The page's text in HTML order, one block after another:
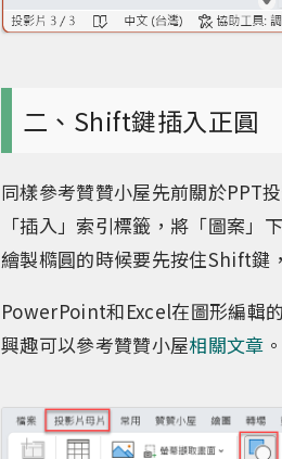
二、Shift鍵插入正圓
同樣參考贊贊小屋先前關於PPT
「插入」索引標籤，將「圖案
繪製橢圓的時候要先按住Shift鍵
PowerPoint和Excel在圖形編輯
興趣可以參考贊贊小屋相關文章 。